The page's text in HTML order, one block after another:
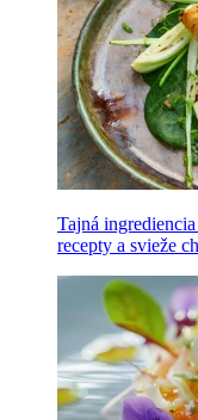
Tajná
recepty a svieže